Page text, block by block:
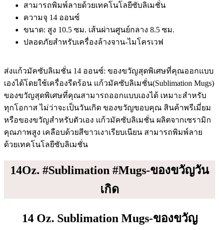
สามารถพิมพ์ลายด้วยเทคโนโลยีซับลิเมชั่น
ความจุ 14 ออนซ์
ขนาด: สูง 10.5 ซม. เส้นผ่านศูนย์กลาง 8.5 ซม.
ปลอดภัยสำหรับเครื่องล้างจาน-ไมโครเวฟ
ส่งแก้วมัคซับลิเมชั่น 14 ออนซ์: ของขวัญสุดพิเศษที่คุณออกแบบ
เองได้โดยใช้เครื่องรีดร้อน แก้วมัคซับลิเมชั่น(Sublimation Mugs)
ของขวัญสุดพิเศษที่คุณสามารถออกแบบเองได้ เหมาะสำหรับ
ทุกโอกาส ไม่ว่าจะเป็นวันเกิด ของขวัญขอบคุณ สินค้าพรีเมี่ยม
หรือของขวัญสำหรับตัวเอง แก้วมัคซับลิเมชั่น ผลิตจากเซรามิก
คุณภาพสูง เคลือบด้วยสีขาวเงาเรียบเนียน สามารถพิมพ์ลาย
ด้วยเทคโนโลยีซับลิเมชั่น
14Oz. #Sublimation #Mugs-ของขวัญวัน
เกิด
14 Oz. Sublimation Mugs-ของขวัญ